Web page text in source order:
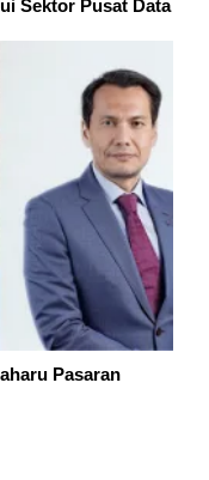
Sektor Pusat Data
Pasaran